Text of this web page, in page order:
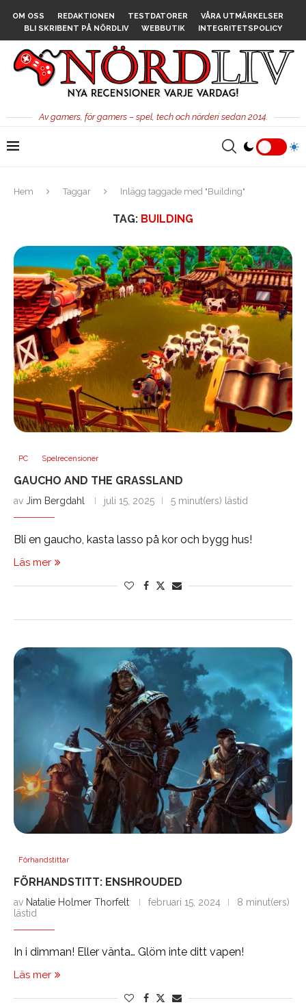
OM OSS REDAKTIONEN TESTDATORER
VÅRA UTMÄRKELSER
BLI SKRIBENT PÅ NÖRDLIV
WEBBUTIK INTEGRITETSPOLICY
Av gamers, för gamers – spel, tech och nörderi sedan 2014.
Hem Taggar Inlägg taggade med "Building"
TAG: BUILDING
PC Spelrecensioner
GAUCHO AND THE GRASSLAND
av Jim Bergdahl juli 15, 2025 5 minut(ers) lästid
Bli en gaucho, kasta lasso på kor och bygg hus!
Läs mer
Förhandstittar
FÖRHANDSTITT: ENSHROUDED
av Natalie Holmer Thorfelt februari 15, 2024
8 minut(ers)
lästid
In i dimman! Eller vänta… Glöm inte ditt vapen!
Läs mer